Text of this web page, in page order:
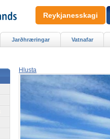
Hlusta
Jarðhræringar Vatnafar
Reykjanesskagi